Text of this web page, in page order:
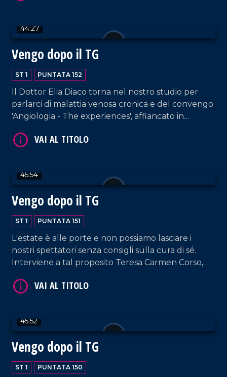
44:27
Vengo dopo il TG
ST 1 PUNTATA 152
Il Dottor Elia Diaco torna nel nostro studio per
parlarci di malattia venosa cronica e del convengo
'Angiologia - The experiences', affiancato in
Presidente onorario della International Union of
noto sui social per il suo "E Walaaaa".
45:54
Vengo dopo il TG
ST 1 PUNTATA 151
L'estate è alle porte e non possiamo lasciare i
nostri spettatori senza consigli sulla cura di sé.
Interviene a tal proposito Teresa Carmen Corso,
styling. Nel corso della puntata, collegamento con
45:52
Vengo dopo il TG
ST 1 PUNTATA 150
VAI AL TITOLO
VAI AL TITOLO
VAI AL TITOLO
VAI AL TITOLO